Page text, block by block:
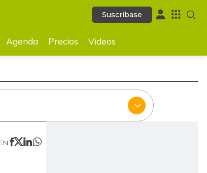
Suscríbase
Videos
Suscríbase
Agenda Precios Videos